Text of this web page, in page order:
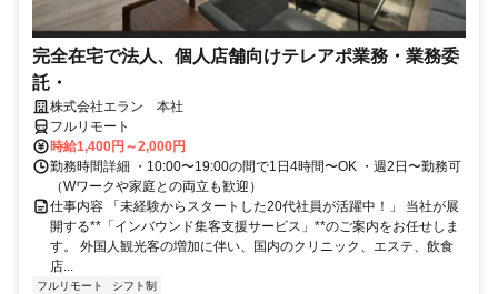
完全在宅で法人、個人店舗向けテレアポ業務・業務委
託・
株式会社エラン 本社
フルリモート
時給1,400円～2,000円
勤務時間詳細 ・10:00〜19:00の間で1日4時間〜OK ・週2日〜勤務可
（Wワークや家庭との両立も歓迎）
仕事内容 「未経験からスタートした20代社員が活躍中！」 当社が展
開する**「インバウンド集客支援サービス」**のご案内をお任せしま
す。 外国人観光客の増加に伴い、国内のクリニック、エステ、飲食
店...
フルリモート シフト制